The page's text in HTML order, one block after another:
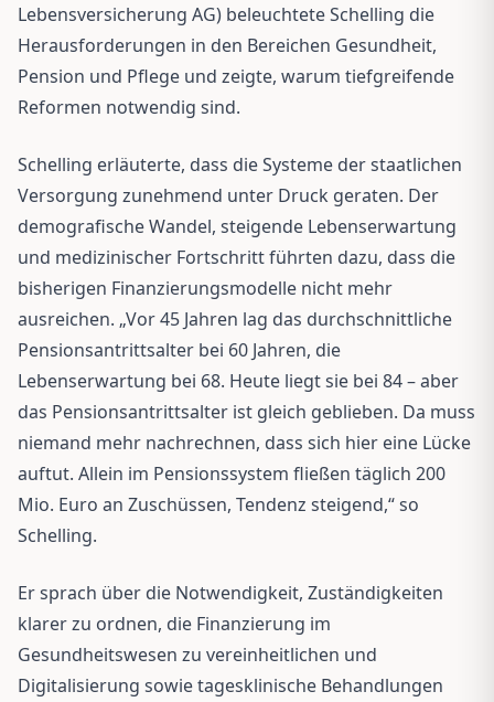
Lebensversicherung AG) beleuchtete Schelling die
Herausforderungen in den Bereichen Gesundheit,
Pension und Pflege und zeigte, warum tiefgreifende
Reformen notwendig sind.
Schelling erläuterte, dass die Systeme der staatlichen
Versorgung zunehmend unter Druck geraten. Der
demografische Wandel, steigende Lebenserwartung
und medizinischer Fortschritt führten dazu, dass die
bisherigen Finanzierungsmodelle nicht mehr
ausreichen. „Vor 45 Jahren lag das durchschnittliche
Pensionsantrittsalter bei 60 Jahren, die
Lebenserwartung bei 68. Heute liegt sie bei 84 – aber
das Pensionsantrittsalter ist gleich geblieben. Da muss
niemand mehr nachrechnen, dass sich hier eine Lücke
auftut. Allein im Pensionssystem fließen täglich 200
Mio. Euro an Zuschüssen, Tendenz steigend,“ so
Schelling.
Er sprach über die Notwendigkeit, Zuständigkeiten
klarer zu ordnen, die Finanzierung im
Gesundheitswesen zu vereinheitlichen und
Digitalisierung sowie tagesklinische Behandlungen